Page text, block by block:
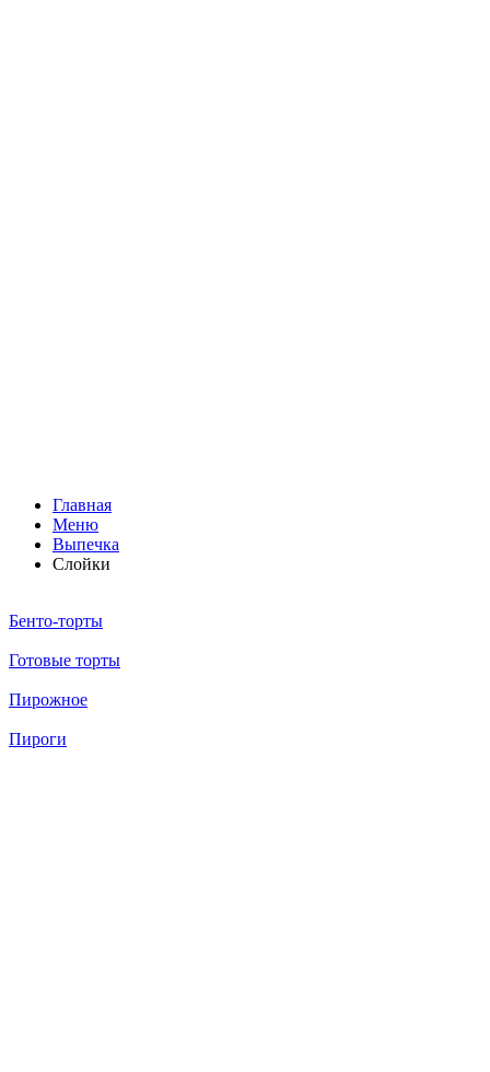
Главная
Меню
Выпечка
Слойки
Бенто-торты
Готовые торты
Пирожное
Пироги